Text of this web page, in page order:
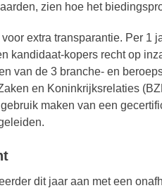
zien hoe het
extra transparantie. Per 1
kandidaat-kopers recht op
van de 3 branche- en
en Koninkrijksrelaties
maken van een
dit jaar aan met een